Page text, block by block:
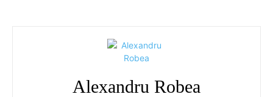
Alexandru Robea